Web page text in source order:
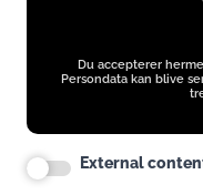
Du accepterer
Persondata kan blive
External